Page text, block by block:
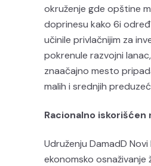
okruženje gde opštine
doprinesu kako 6i
učinile privlačnijim za
pokrenule razvojni
znaačajno mesto
malih i srednjih
Racionalno iskorišćen
Udruženju DamadD Novi
ekonomsko osnaživanje